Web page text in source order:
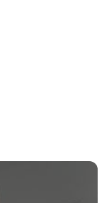
de marketing